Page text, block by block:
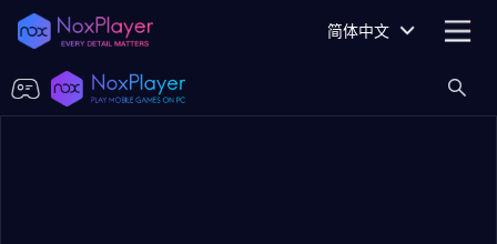
简体中文